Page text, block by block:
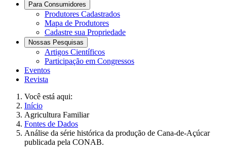
Para Consumidores
Produtores Cadastrados
Mapa de Produtores
Cadastre sua Propriedade
Nossas Pesquisas
Artigos Científicos
Participação em Congressos
Eventos
Revista
Você está aqui:
Início
Agricultura Familiar
Fontes de Dados
Análise da série histórica da produção de Cana-de-Açúcar
publicada pela CONAB.